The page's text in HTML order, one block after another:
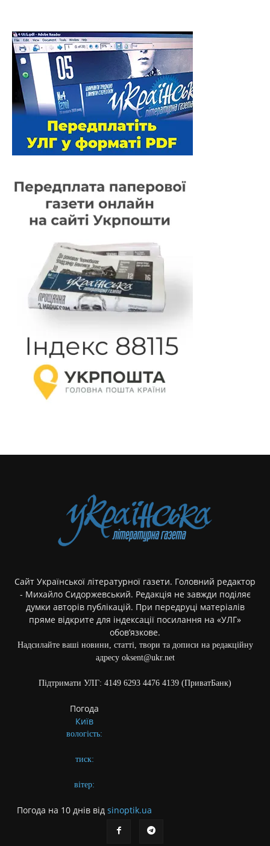
Сайт Української літературної газети. Головний редактор
- Михайло Сидоржевський. Редакція не завжди поділяє
думки авторів публікацій. При передруці матеріалів
пряме відкрите для індексації посилання на «УЛГ»
обов’язкове.
Надсилайте ваші новини, статті, твори та дописи на редакційну
адресу oksent@ukr.net
Підтримати УЛГ: 4149 6293 4476 4139 (ПриватБанк)
Погода
Київ
вологість:
тиск:
вітер:
Погода на 10 днів від sinoptik.ua